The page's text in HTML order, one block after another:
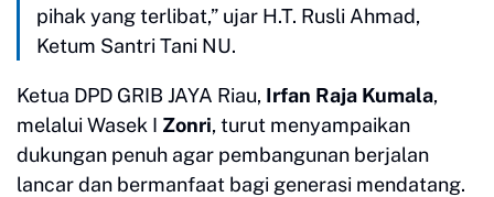
pihak yang terlibat,” ujar H.T. Rusli Ahmad,
Ketum Santri Tani NU.
Ketua DPD GRIB JAYA Riau, Irfan Raja Kumala,
melalui Wasek I Zonri, turut menyampaikan
dukungan penuh agar pembangunan berjalan
lancar dan bermanfaat bagi generasi mendatang.